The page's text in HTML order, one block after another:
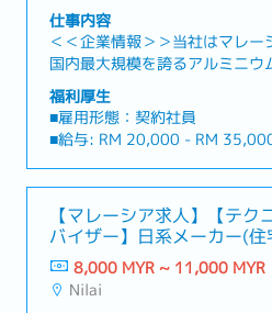
仕事内容
＜＜企業情報＞＞当社はマレー
国内最大規模を誇るアルミニウ
企業です。主に自動車や電子部
される製品は、国内に留まらず
アジアや中東にも幅広いシェア
回は事業拡大に伴い、R&Dのダ
を募集します。今後更に世界に
してくれる方を探しています
分に活かせる、とても貴重なポ
仕事内容】・顧客のニーズや市
問い合わせ対応・新製品の開発
福利厚生
■雇用形態：契約社員
■給与: RM 20,000 - RM
■勤務体系：平日フレックス勤
（＊金曜のみ8時間労働、いず
憩含む）
月ー木曜：朝7時半ー10時
朝7時半に出勤した場合、16時
金曜 ：朝7時半から9時までに
【マレーシア求人】【テク
バイザー】日系メーカー(
用車支給あり)
8,000 MYR ~ 11,000 MYR
Nilai